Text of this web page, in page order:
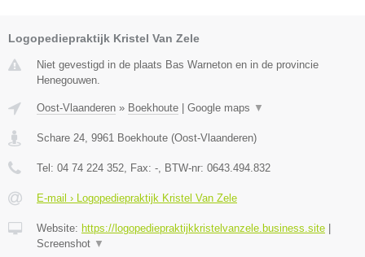
Logopediepraktijk Kristel Van Zele
Niet gevestigd in de plaats Bas Warneton en in de provincie
Henegouwen.
Oost-Vlaanderen » Boekhoute Google maps ▼
Schare 24, 9961 Boekhoute (Oost-Vlaanderen)
Tel: 04 74 224 352, Fax: -, BTW-nr: 0643.494.832
E-mail › Logopediepraktijk Kristel Van Zele
Website: https://logopediepraktijkkristelvanzele.business.site
Screenshot ▼